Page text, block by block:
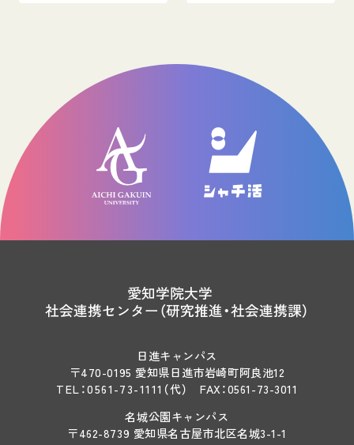
愛知学院大学
社会連携センター（研究推進・社会連携課）
日進キャンパス
〒470-0195 愛知県日進市岩崎町阿良池12
TEL：0561-73-1111 （代）
FAX：0561-73-3011
名城公園キャンパス
〒462-8739 愛知県名古屋市北区名城3-1-1